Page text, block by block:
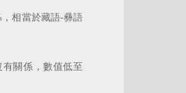
相當於藏語-彝語
關係，數值低至